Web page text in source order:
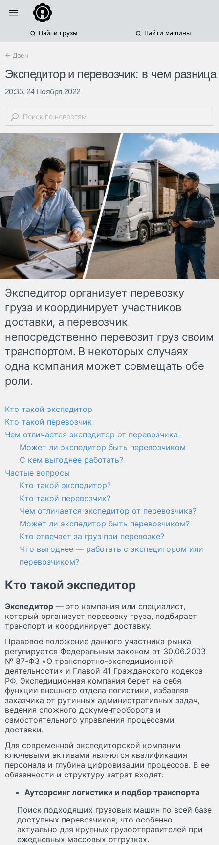
Найти грузы Найти машины
← Дзен
Экспедитор и перевозчик: в чем разница
20:35, 24 Ноября 2022
Экспедитор организует перевозку
груза и координирует участников
доставки, а перевозчик
непосредственно перевозит груз своим
транспортом. В некоторых случаях
одна компания может совмещать обе
роли.
Кто такой экспедитор
Кто такой перевозчик
Чем отличается экспедитор от перевозчика
Может ли экспедитор быть перевозчиком
С кем выгоднее работать?
Частые вопросы
Кто такой экспедитор?
Кто такой перевозчик?
Чем отличается экспедитор от перевозчика?
Может ли экспедитор быть перевозчиком?
Кто отвечает за груз при перевозке?
Что выгоднее — работать с экспедитором или
перевозчиком?
Кто такой экспедитор
Экспедитор — это компания или специалист,
который организует перевозку груза, подбирает
транспорт и координирует доставку.
Правовое положение данного участника рынка
регулируется Федеральным законом от 30.06.2003
№ 87-ФЗ «О транспортно-экспедиционной
деятельности» и Главой 41 Гражданского кодекса
РФ. Экспедиционная компания берет на себя
функции внешнего отдела логистики, избавляя
заказчика от рутинных административных задач,
ведения сложного документооборота и
самостоятельного управления процессами
доставки.
Для современной экспедиторской компании
ключевыми активами являются квалификация
персонала и глубина цифровизации процессов. В ее
обязанности и структуру затрат входят:
Аутсорсинг логистики и подбор транспорта
Поиск подходящих грузовых машин по всей базе
доступных перевозчиков, что особенно
актуально для крупных грузоотправителей при
ежедневных массовых отгрузках.